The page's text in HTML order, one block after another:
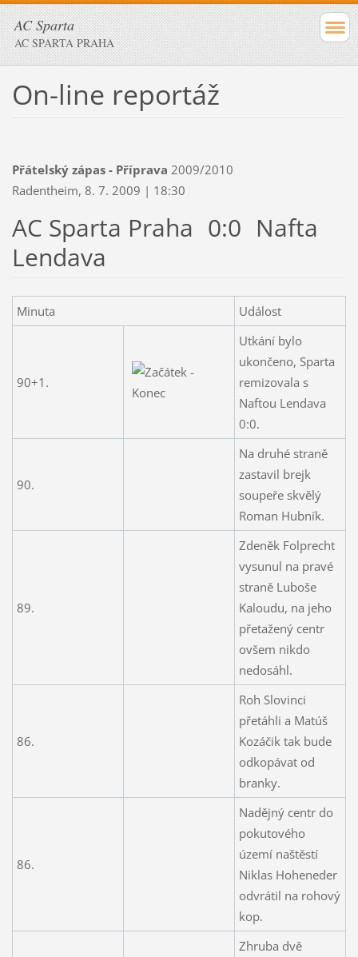
AC Sparta
AC SPARTA PRAHA
On-line reportáž
Přátelský zápas - Příprava 2009/2010
Radentheim, 8. 7. 2009 | 18:30
AC Sparta Praha 0:0 Nafta
Lendava
Minuta Událost
90+1.
Utkání bylo
ukončeno, Sparta
remizovala s
Naftou Lendava
0:0.
90.
Na druhé straně
zastavil brejk
soupeře skvělý
Roman Hubník.
89.
Zdeněk Folprecht
vysunul na pravé
straně Luboše
Kaloudu, na jeho
přetažený centr
ovšem nikdo
nedosáhl.
86.
Roh Slovinci
přetáhli a Matúš
Kozáčik tak bude
odkopávat od
branky.
86.
Nadějný centr do
pokutového
území naštěstí
Niklas Hoheneder
odvrátil na rohový
kop.
Zhruba dvě